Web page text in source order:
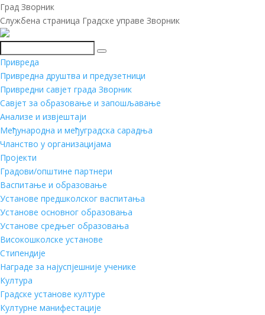
Град Зворник
Службена страница Градске управе Зворник
Претражи
Привреда
Привредна друштва и предузетници
Привредни савјет града Зворник
Савјет за образовање и запошљавање
Анализе и извјештаји
Међународна и међуградска сарадња
Чланство у организацијама
Пројекти
Градови/општине партнери
Васпитање и образовање
Установе предшколског васпитања
Установе основног образовања
Установе средњег образовања
Високошколске установе
Стипендије
Награде за најуспјешније ученике
Култура
Градске установе културе
Културне манифестације